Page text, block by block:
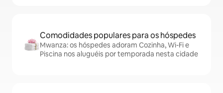
Comodidades populares para os hóspedes
Mwanza: os hóspedes adoram Cozinha, Wi-Fi e
Piscina nos aluguéis por temporada nesta cidade